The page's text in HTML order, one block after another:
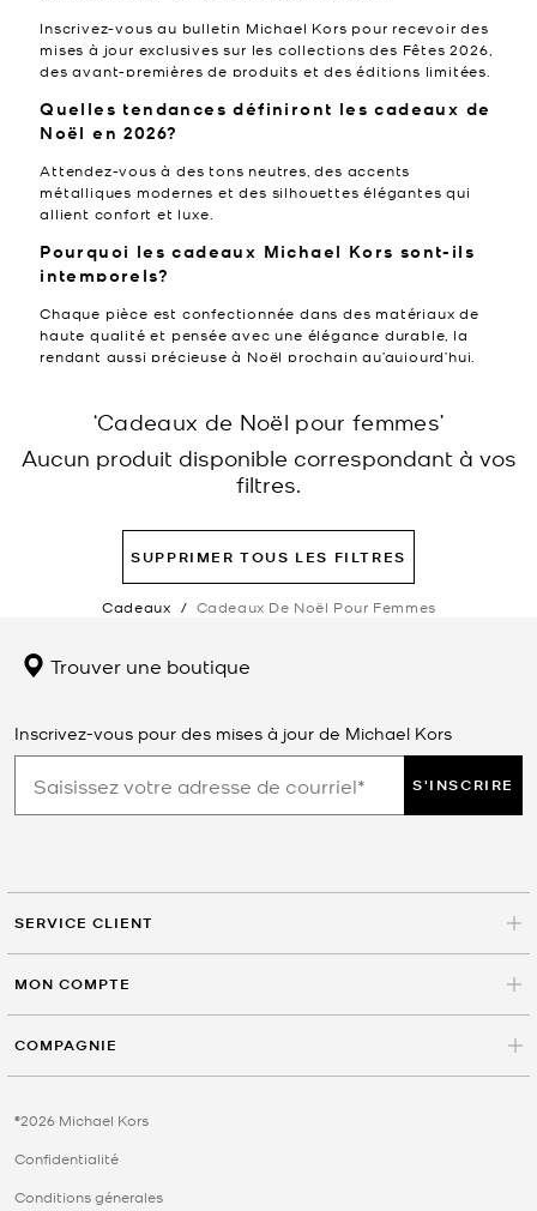
Inscrivez-vous au bulletin Michael Kors pour recevoir des
mises à jour exclusives sur les collections des Fêtes 2026,
des avant-premières de produits et des éditions limitées.
Quelles tendances définiront les cadeaux de
Noël en 2026?
Attendez-vous à des tons neutres, des accents
métalliques modernes et des silhouettes élégantes qui
allient confort et luxe.
Pourquoi les cadeaux Michael Kors sont-ils
intemporels?
Chaque pièce est confectionnée dans des matériaux de
haute qualité et pensée avec une élégance durable, la
rendant aussi précieuse à Noël prochain qu’aujourd’hui.
‘Cadeaux de Noël pour femmes’
Aucun produit disponible correspondant à vos
filtres.
SUPPRIMER TOUS LES FILTRES
Cadeaux / Cadeaux De Noël Pour Femmes
Trouver une boutique
Inscrivez-vous pour des mises à jour de Michael Kors
S'INSCRIRE
SERVICE CLIENT
MON COMPTE
COMPAGNIE
©2026 Michael Kors
Confidentialité
Conditions génerales